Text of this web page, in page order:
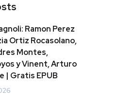
Ramon Perez
Ortiz Rocasolano,
Montes,
y Vinent, Arturo
| Gratis EPUB